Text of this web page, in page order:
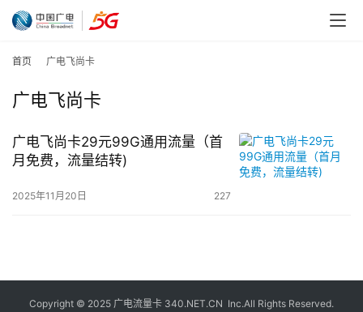
首页 广电飞尚卡
广电飞尚卡
广电飞尚卡29元99G通用流量（首
月免费，流量结转)
2025年11月20日 227
Copyright © 2025 广电流量卡 340.NET.CN Inc.All Rights Reserved.